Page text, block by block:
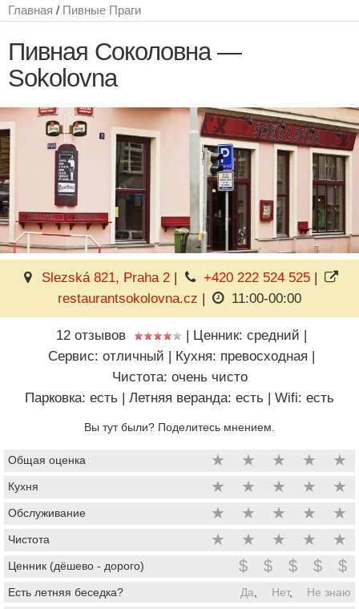
Главная / Пивные Праги
Пивная Соколовна —
Sokolovna
Slezská 821, Praha 2| +420 222 524 525 |
restaurantsokolovna.cz | 11:00-00:00
12 отзывов | Ценник: средний |
Сервис: отличный | Кухня: превосходная |
Чистота: очень чисто
Парковка: есть | Летняя веранда: есть | Wifi: есть
Вы тут были? Поделитесь мнением.
Общая оценка ★ ★ ★ ★ ★
Кухня ★ ★ ★ ★ ★
Обслуживание ★ ★ ★ ★ ★
Чистота ★ ★ ★ ★ ★
Ценник (дёшево - дорого) $ $ $ $ $
Есть летняя беседка? Да Нет,
Не знаю